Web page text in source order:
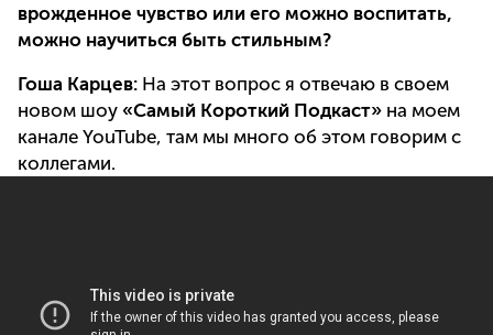
врожденное чувство или его можно воспитать,
можно научиться быть стильным?
Гоша Карцев: На этот вопрос я отвечаю в своем
новом шоу «Самый Короткий Подкаст» на моем
канале YouTube, там мы много об этом говорим с
коллегами.